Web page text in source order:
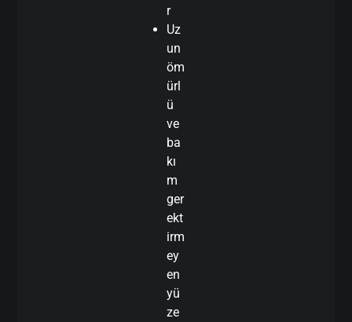
r
Uz
un
öm
ürl
ü
ve
ba
kı
m
ger
ekt
irm
ey
en
yü
ze